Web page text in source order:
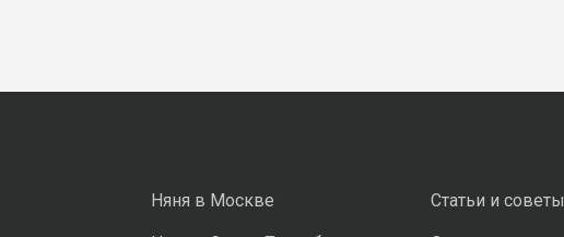
Няня в Москве Статьи и советы